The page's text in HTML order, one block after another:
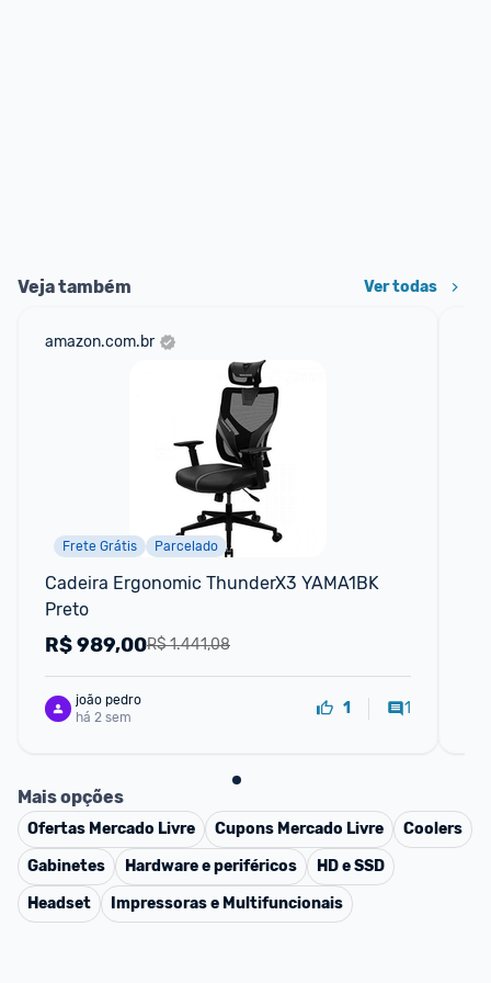
Veja também Ver todas
amazon.com.br
Frete Grátis Parcelado
Cadeira Ergonomic ThunderX3 YAMA1BK
Preto
R$ 1.441,08
R$989,00
joão pedro
há 2 sem
1 1
Mais opções
Ofertas Mercado Livre Cupons Mercado Livre
Coolers
Gabinetes
Hardware e periféricos
HD e SSD
Headset
Impressoras e Multifuncionais